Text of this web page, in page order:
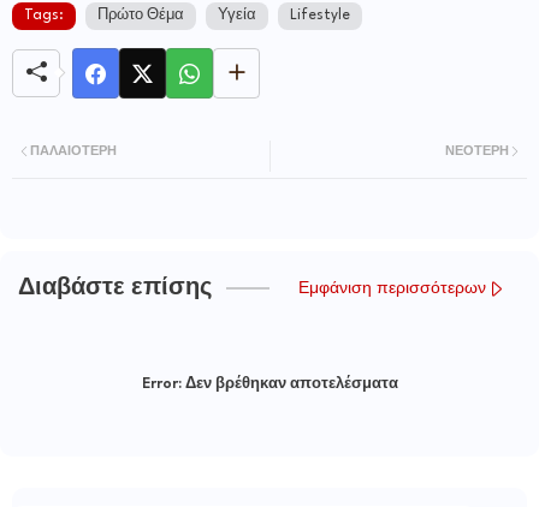
Tags: Πρώτο Θέμα Υγεία Lifestyle
ΝΕΌΤΕΡΗ
ΠΑΛΑΙΌΤΕΡΗ
Διαβάστε επίσης Εμφάνιση περισσότερων
Error:Δεν βρέθηκαν αποτελέσματα